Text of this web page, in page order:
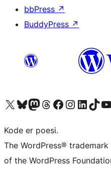
bbPress ↗
BuddyPress ↗
Besøk vår konto på X Visit our Bluesky account
Besøk vår Mastodon-konto
Visit our Threads account
Besøk vår Facebook-sideBesøk vår Instagram-konto
Besøk vår LinkedIn-konto
Visit ourVisit
Kode er poesi.
The WordPress®
of the WordPress